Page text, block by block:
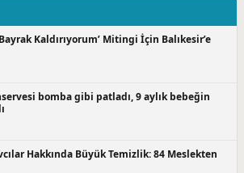
Kaldırıyorum’ Mitingi İçin Balıkesir’e
bomba gibi patladı, 9 aylık bebeğin
Hakkında Büyük Temizlik: 84 Meslekten